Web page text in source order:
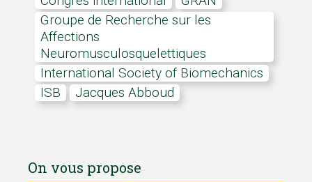
Groupe de Recherche sur les
Affections
Neuromusculosquelettiques
International Society of Biomechanics
ISB
Jacques Abboud
On vous propose